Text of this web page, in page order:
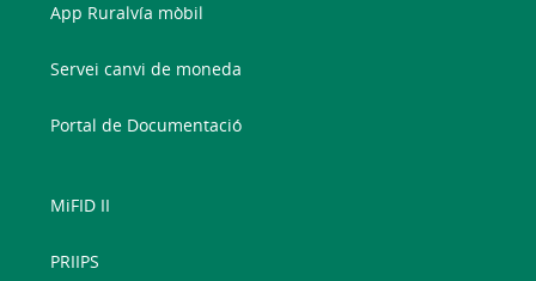
App Ruralvía mòbil
Servei canvi de moneda
Portal de Documentació
MiFID II
PRIIPS